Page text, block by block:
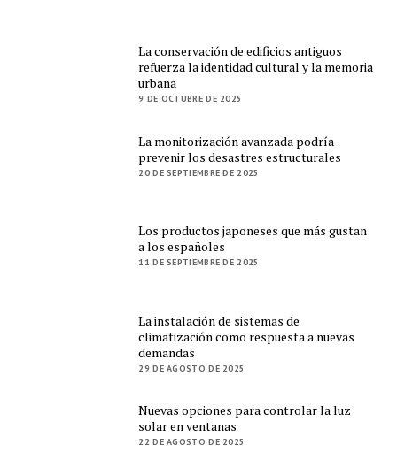
La conservación de edificios antiguos
refuerza la identidad cultural y la memoria
urbana
9 DE OCTUBRE DE 2025
La monitorización avanzada podría
prevenir los desastres estructurales
20 DE SEPTIEMBRE DE 2025
Los productos japoneses que más gustan
a los españoles
11 DE SEPTIEMBRE DE 2025
La instalación de sistemas de
climatización como respuesta a nuevas
demandas
29 DE AGOSTO DE 2025
Nuevas opciones para controlar la luz
solar en ventanas
22 DE AGOSTO DE 2025